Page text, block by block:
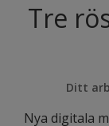
Tre
Ditt
Nya digitala